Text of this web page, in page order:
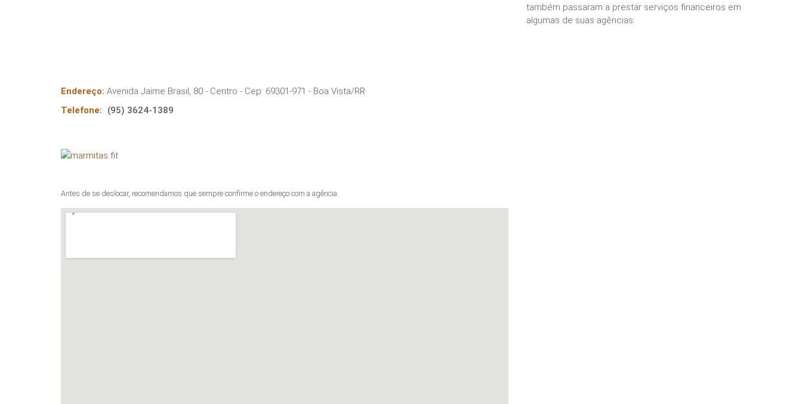
Endereço: Avenida Jaime Brasil, 80 - Centro - Cep: 69301-971 - Boa Vista/RR
Telefone:
(95) 3624-1389
Antes de se deslocar, recomendamos que sempre confirme o endereço com a agência.
também passaram a prestar serviços financeiros em
algumas de suas agências.